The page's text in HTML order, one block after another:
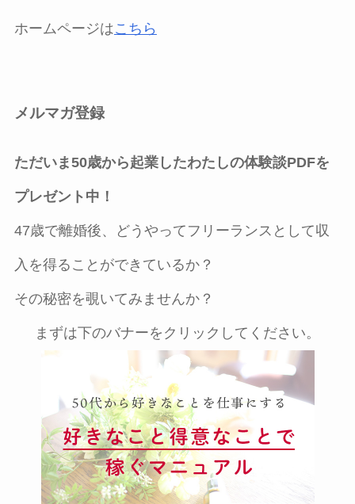
ホームページはこちら
メルマガ登録
ただいま50歳から起業したわたしの体験談PDFを
プレゼント中！
47歳で離婚後、どうやってフリーランスとして収
入を得ることができているか？
その秘密を覗いてみませんか？
まずは下のバナーをクリックしてください。